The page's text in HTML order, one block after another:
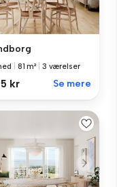
81 m² 3 værelser
kr Se mere